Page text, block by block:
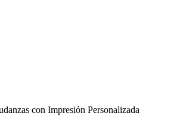
con Impresión Personalizada